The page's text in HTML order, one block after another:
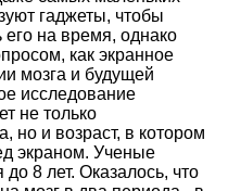
гаджеты, чтобы
на время, однако
как экранное
мозга и будущей
исследование
не только
но и возраст, в котором
экраном. Ученые
8 лет. Оказалось, что